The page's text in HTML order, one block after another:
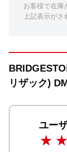
お客様で在庫
上記表示が
リザック)
ユー